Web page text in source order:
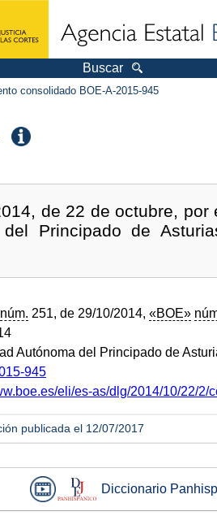
Buscar
consolidado BOE-A-2015-945
de 22 de octubre,
del Principado de
núm. 251, de 29/10/2014, «BOE»
Autónoma del Principado de
945
eli/es-as/dlg/2014/10/22/2/
publicada el 12/07/2017
Diccionario